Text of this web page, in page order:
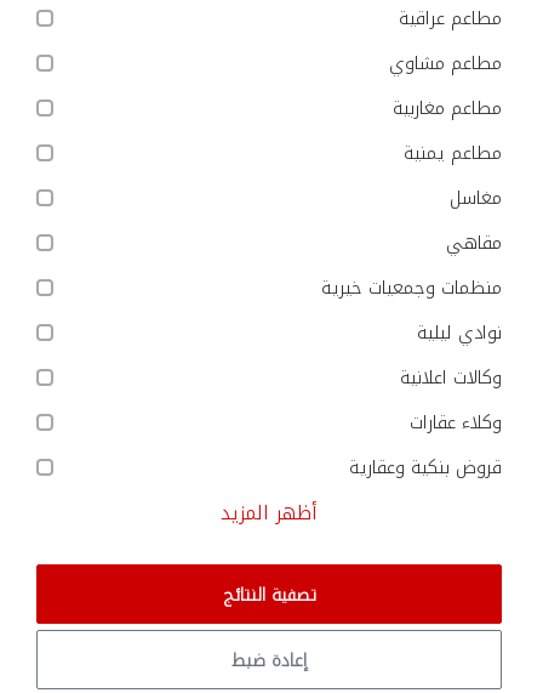
مطاعم عراقية
مطاعم مشاوي
مطاعم مغاربية
مطاعم يمنية
مغاسل
مقاهي
منظمات وجمعيات خيرية
نوادي ليلية
وكالات اعلانية
وكلاء عقارات
قروض بنكية وعقارية
أظهر المزيد
تصفية النتائج
إعادة ضبط